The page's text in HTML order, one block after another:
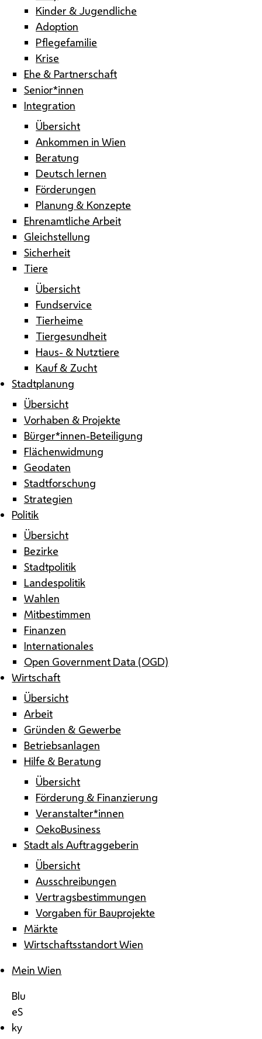
Kinder & Jugendliche
Adoption
Pflegefamilie
Krise
Ehe & Partnerschaft
Senior*innen
Integration
Übersicht
Ankommen in Wien
Beratung
Deutsch lernen
Förderungen
Planung & Konzepte
Ehrenamtliche Arbeit
Gleichstellung
Sicherheit
Tiere
Übersicht
Fundservice
Tierheime
Tiergesundheit
Haus- & Nutztiere
Kauf & Zucht
Stadtplanung
Übersicht
Vorhaben & Projekte
Bürger*innen-Beteiligung
Flächenwidmung
Geodaten
Stadtforschung
Strategien
Politik
Übersicht
Bezirke
Stadtpolitik
Landespolitik
Wahlen
Mitbestimmen
Finanzen
Internationales
Open Government Data (OGD)
Wirtschaft
Übersicht
Arbeit
Gründen & Gewerbe
Betriebsanlagen
Hilfe & Beratung
Übersicht
Förderung & Finanzierung
Veranstalter*innen
OekoBusiness
Stadt als Auftraggeberin
Übersicht
Ausschreibungen
Vertragsbestimmungen
Vorgaben für Bauprojekte
Märkte
Wirtschaftsstandort Wien
Mein Wien
Blu
eS
ky